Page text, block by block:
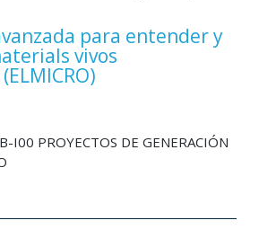
para entender y
vivos
PROYECTOS DE GENERACIÓN